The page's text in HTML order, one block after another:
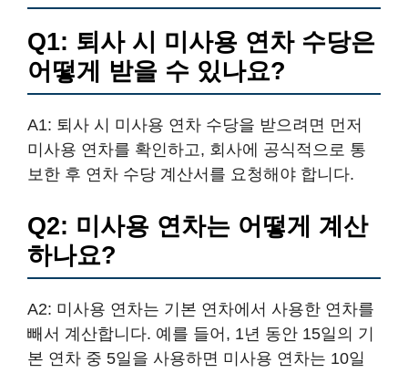
Q1: 퇴사 시 미사용 연차 수당은
어떻게 받을 수 있나요?
A1: 퇴사 시 미사용 연차 수당을 받으려면 먼저
미사용 연차를 확인하고, 회사에 공식적으로 통
보한 후 연차 수당 계산서를 요청해야 합니다.
Q2: 미사용 연차는 어떻게 계산
하나요?
A2: 미사용 연차는 기본 연차에서 사용한 연차를
빼서 계산합니다. 예를 들어, 1년 동안 15일의 기
본 연차 중 5일을 사용하면 미사용 연차는 10일